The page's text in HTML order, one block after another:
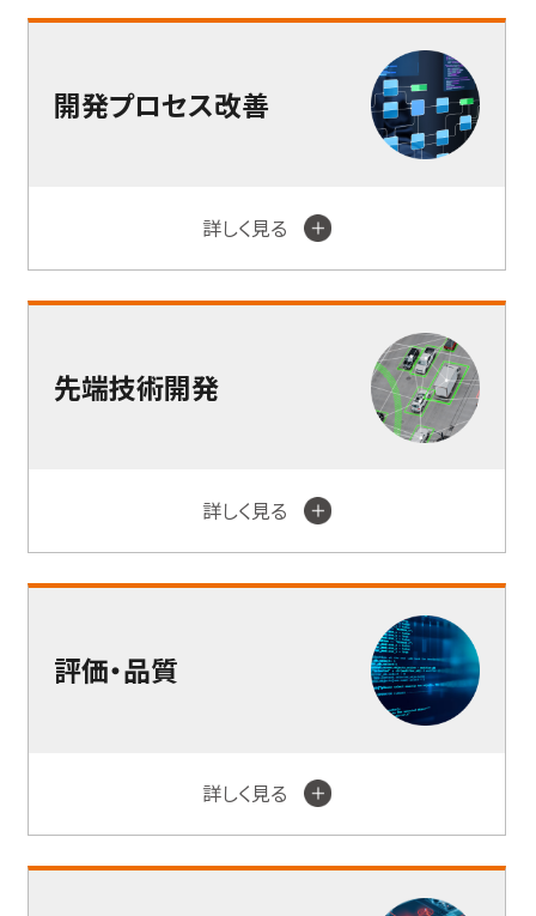
開発プロセス改善
詳しく見る
先端技術開発
詳しく見る
評価・品質
詳しく見る